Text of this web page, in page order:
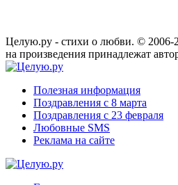
Целую.ру - стихи о любви. © 2006-
на произведения принадлежат
Полезная информация
Поздравления с 8 марта
Поздравления с 23 февраля
Любовные SMS
Реклама на сайте